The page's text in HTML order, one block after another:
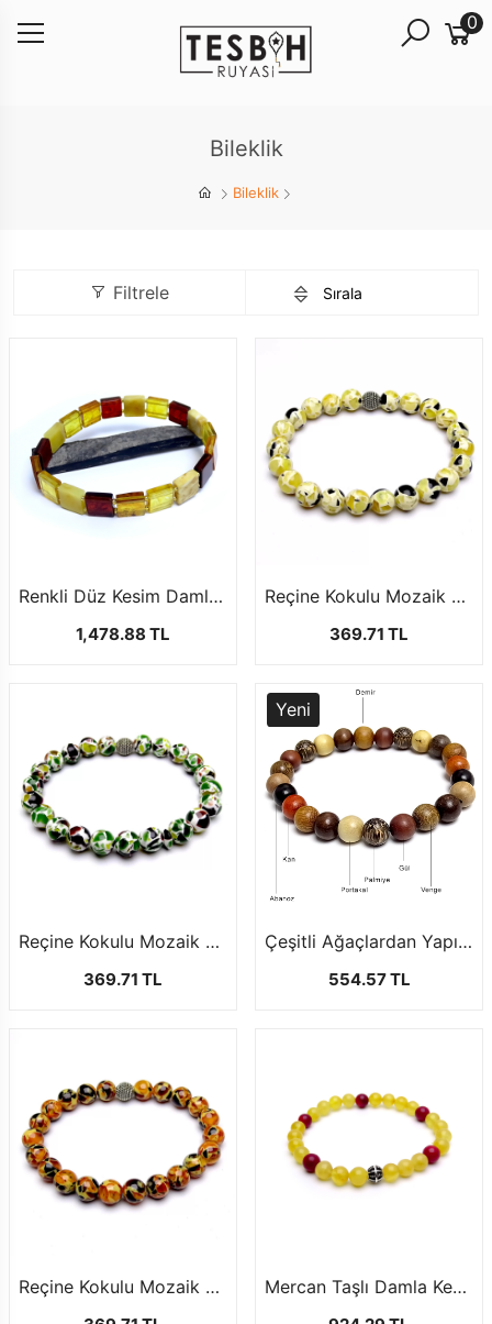
0
Bileklik
Bileklik
Filtrele
Renkli Düz Kesim Damla Kehribar Bileklik
1,478.88 TL
Reçine Kokulu Mozaik Kehribar Bileklik2
369.71 TL
Reçine Kokulu Mozaik Kehribar Bileklik5
369.71 TL
Yeni
Çeşitli Ağaçlardan Yapılmış Boncuklar ile Özel Tasarım Bileklik Modeli
554.57 TL
Reçine Kokulu Mozaik Kehribar Bileklik4 Mercan Taşlı Damla Kehribar Bileklik